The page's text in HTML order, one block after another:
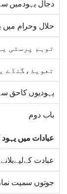
دجال یہودمیں
حلال وحرام
توہم پرستی
تعویذ،گنڈے
یہودیوں کاحق
باب دوم
عبادات میں
عبادت
جوتوں سمیت